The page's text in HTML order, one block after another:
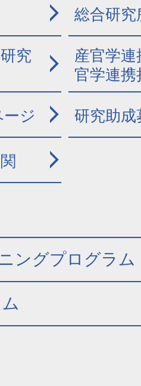
総合研究
究
産官学
官学連携
ジ 研究助成
ングプログラム